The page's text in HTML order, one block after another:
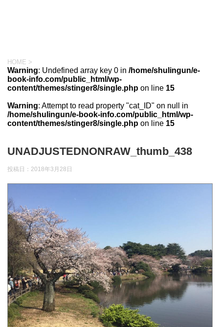
HOME >
Warning: Undefined array key 0 in /home/shulingun/e-
book-info.com/public_html/wp-
content/themes/stinger8/single.php on line 15
Warning: Attempt to read property "cat_ID" on null in
/home/shulingun/e-book-info.com/public_html/wp-
content/themes/stinger8/single.php on line 15
UNADJUSTEDNONRAW_thumb_438
投稿日： 2018年3月28日